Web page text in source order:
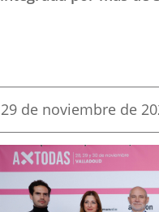
Fecha
la
noticia
29 de noviembre de